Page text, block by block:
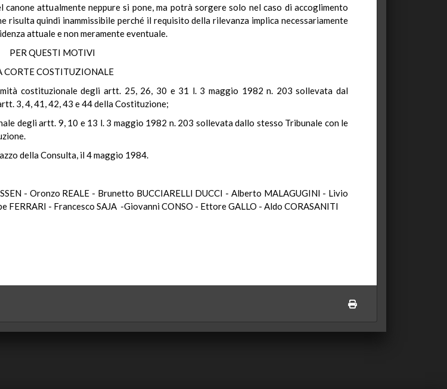
attualmente neppure si pone, ma potrà sorgere solo nel caso di accoglimento
quindi inammissibile perché il requisito della rilevanza implica necessariamente
attuale e non meramente eventuale.
PER QUESTI MOTIVI
CORTE COSTITUZIONALE
costituzionale degli artt. 25, 26, 30 e 31 l. 3 maggio 1982 n. 203 sollevata dal
3, 4, 41, 42, 43 e 44 della Costituzione;
degli artt. 9, 10 e 13 l. 3 maggio 1982 n. 203 sollevata dallo stesso Tribunale con le
della Consulta, il 4 maggio 1984.
- Oronzo REALE - Brunetto BUCCIARELLI DUCCI - Alberto MALAGUGINI - Livio
- Francesco SAJA -Giovanni CONSO - Ettore GALLO - Aldo CORASANITI